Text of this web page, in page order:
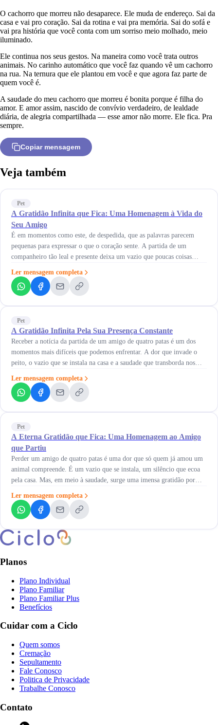
O cachorro que morreu não desaparece. Ele muda de endereço. Sai da
casa e vai pro coração. Sai da rotina e vai pra memória. Sai do sofá e
vai pra história que você conta com um sorriso meio molhado, meio
iluminado.
Ele continua nos seus gestos. Na maneira como você trata outros
animais. No carinho automático que você faz quando vê um cachorro
na rua. Na ternura que ele plantou em você e que agora faz parte de
quem você é.
A saudade do meu cachorro que morreu é bonita porque é filha do
amor. E amor assim, nascido de convívio verdadeiro, de lealdade
diária, de alegria compartilhada — esse amor não morre. Ele fica. Pra
sempre.
Copiar mensagem
Veja também
Pet
A Gratidão Infinita que Fica: Uma Homenagem à Vida do
Seu Amigo
É em momentos como este, de despedida, que as palavras parecem
pequenas para expressar o que o coração sente. A partida de um
companheiro tão leal e presente deixa um vazio que poucas coisas
animal como um abraço caloroso, um ombro amigo para este
momento de saudade. &hellip; Continued
Ler mensagem completa
Pet
A Gratidão Infinita Pela Sua Presença Constante
Receber a notícia da partida de um amigo de quatro patas é um dos
momentos mais difíceis que podemos enfrentar. A dor que invade o
peito, o vazio que se instala na casa e a saudade que transborda nos
mensagem conforto perda pet animal se torna &hellip; Continued
Ler mensagem completa
Pet
A Eterna Gratidão que Fica: Uma Homenagem ao Amigo
que Partiu
Perder um amigo de quatro patas é uma dor que só quem já amou um
animal compreende. É um vazio que se instala, um silêncio que ecoa
pela casa. Mas, em meio à saudade, surge uma imensa gratidão por
conforto pela perda &hellip; Continued
Ler mensagem completa
Planos
Plano Individual
Plano Familiar
Plano Familiar Plus
Benefícios
Cuidar com a Ciclo
Quem somos
Cremação
Sepultamento
Fale Conosco
Politica de Privacidade
Trabalhe Conosco
Contato